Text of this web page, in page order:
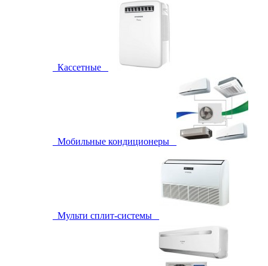
Кассетные
Мобильные кондиционеры
Мульти сплит-системы